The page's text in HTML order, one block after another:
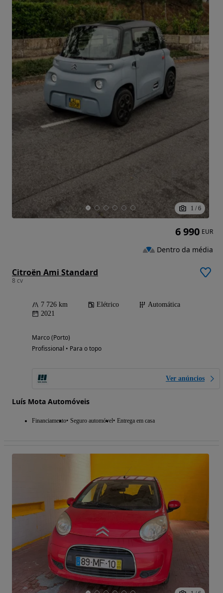
1 / 6
Citroën Ami Standard
8 cv
7 726 km Elétrico
Automática
2021
Marco (Porto)
Profissional • Para o topo
Ver anúncios
Luís Mota Automóveis
Financiamento Seguro automóvel Entrega em casa
6 990 EUR
Dentro da média